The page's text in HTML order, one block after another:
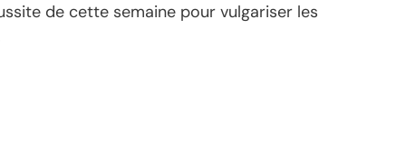
de cette semaine pour vulgariser les